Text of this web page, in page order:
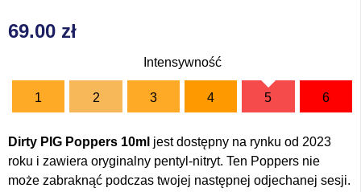
69.00 zł
Intensywność
1 2 3 4 5 6
Dirty PIG Poppers 10ml jest dostępny na rynku od 2023
roku i zawiera oryginalny pentyl-nitryt. Ten Poppers nie
może zabraknąć podczas twojej następnej odjechanej sesji.